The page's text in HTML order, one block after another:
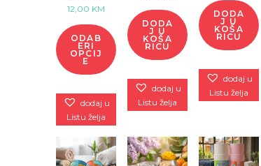
12,00 KM
cijena:
od
7,00 KM
12,00 KM
ODAB
ERI
OPCIJ
E
dodaj u
Listu želja
DODA
J U
KOŠA
RICU
dodaj u
Listu želja
DODA
J U
KOŠA
RICU
dodaj u
Listu želja